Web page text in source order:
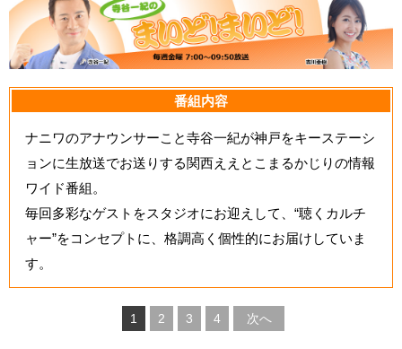
番組内容
ナニワのアナウンサーこと寺谷一紀が神戸をキーステーシ
ョンに生放送でお送りする関西ええとこまるかじりの情報
ワイド番組。
毎回多彩なゲストをスタジオにお迎えして、“聴くカルチ
ャー”をコンセプトに、格調高く個性的にお届けしていま
す。
1 2 3 4 次へ